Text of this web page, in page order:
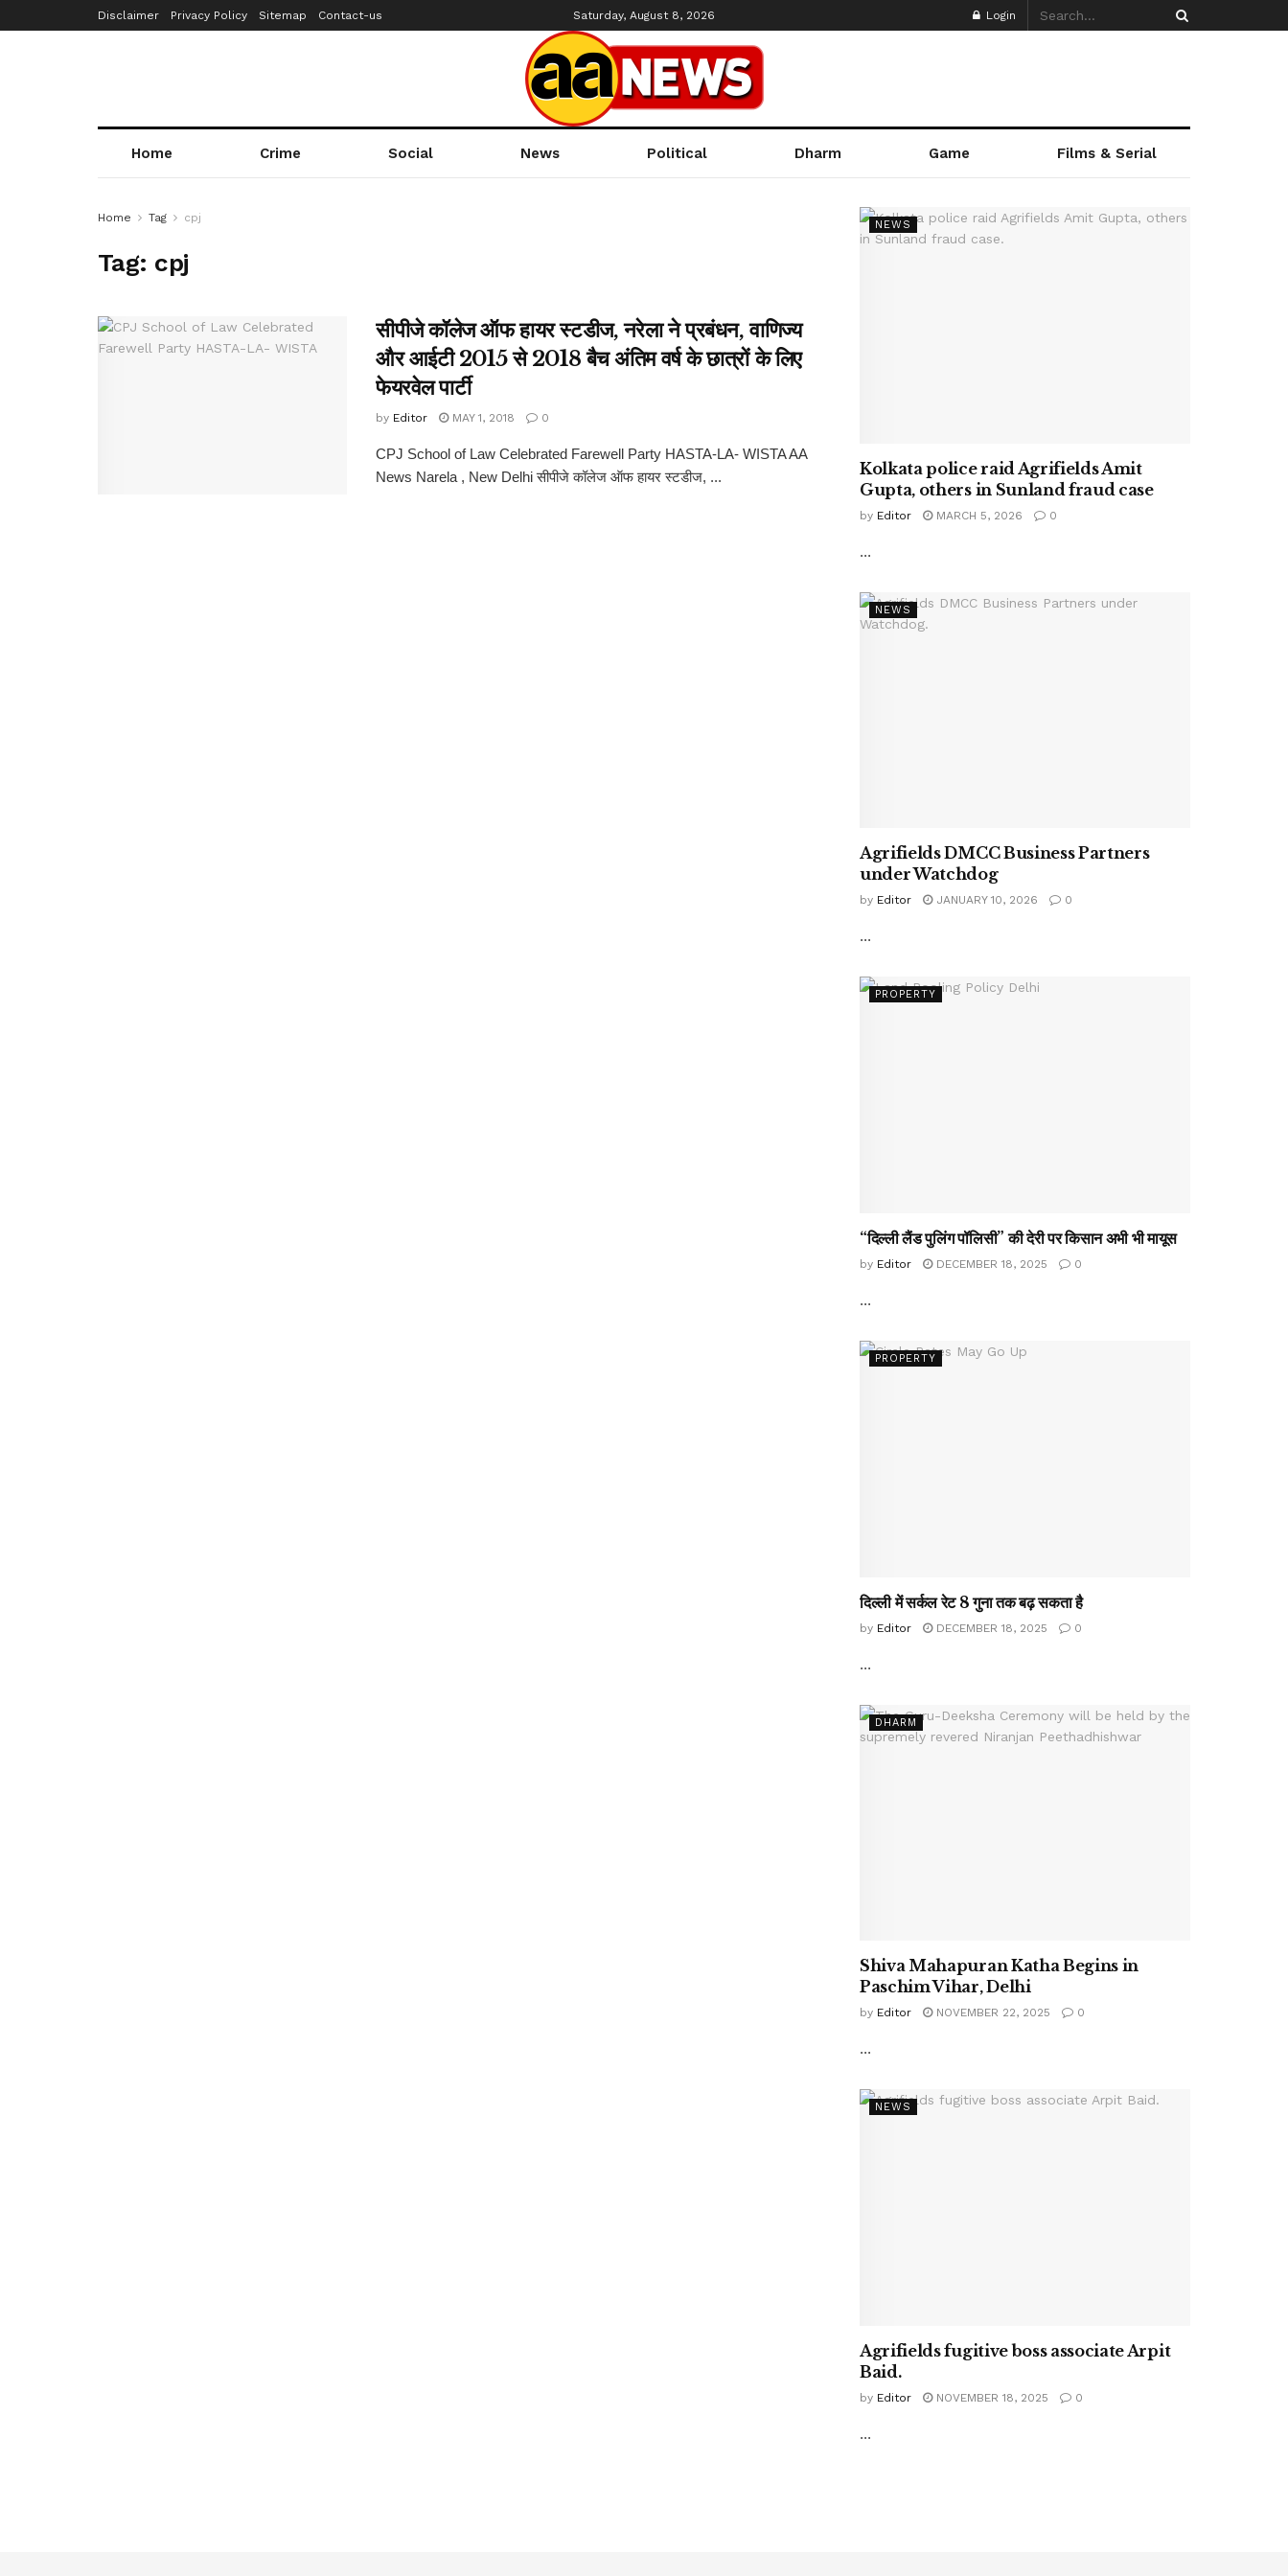
Disclaimer Privacy Policy Sitemap Contact-us Saturday, August 8, 2026 Login
Home Crime Social News Political Dharm Game Films & Serial
Home Tag cpj
Tag: cpj
सीपीजे कॉलेज ऑफ हायर स्टडीज, नरेला ने प्रबंधन, वाणिज्य
और आईटी 2015 से 2018 बैच अंतिम वर्ष के छात्रों के लिए
फेयरवेल पार्टी
by Editor MAY 1, 2018 0
CPJ School of Law Celebrated Farewell Party HASTA-LA- WISTA AA
News Narela , New Delhi सीपीजे कॉलेज ऑफ हायर स्टडीज, ...
NEWS
Kolkata police raid Agrifields Amit
Gupta, others in Sunland fraud case
by Editor MARCH 5, 2026 0
...
NEWS
Agrifields DMCC Business Partners
under Watchdog
by Editor JANUARY 10, 2026 0
...
PROPERTY
“दिल्ली लैंड पुलिंग पॉलिसी” की देरी पर किसान अभी भी मायूस
by Editor DECEMBER 18, 2025 0
...
PROPERTY
दिल्ली में सर्कल रेट 8 गुना तक बढ़ सकता है
by Editor DECEMBER 18, 2025 0
...
DHARM
Shiva Mahapuran Katha Begins in
Paschim Vihar, Delhi
by Editor NOVEMBER 22, 2025 0
...
NEWS
Agrifields fugitive boss associate Arpit
Baid.
by Editor NOVEMBER 18, 2025 0
...